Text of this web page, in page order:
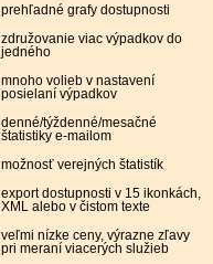
prehľadné grafy dostupnosti
združovanie viac výpadkov do
jedného
mnoho volieb v nastavení
posielaní výpadkov
denné/týždenné/mesačné
štatistiky e-mailom
možnosť verejných štatistík
export dostupnosti v 15 ikonkách,
XML alebo v čistom texte
veľmi nízke ceny, výrazne zľavy
pri meraní viacerých služieb